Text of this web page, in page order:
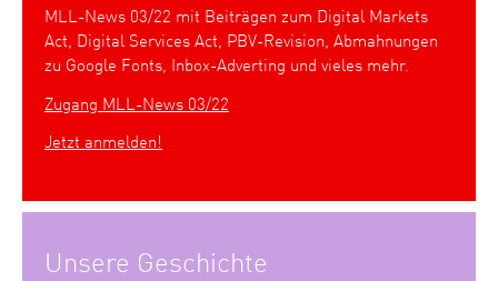
MLL-News 03/22 mit Beiträgen zum Digital Markets
Act, Digital Services Act, PBV-Revision, Abmahnungen
zu Google Fonts, Inbox-Adverting und vieles mehr.
Zugang MLL-News 03/22
Jetzt anmelden!
Unsere Geschichte